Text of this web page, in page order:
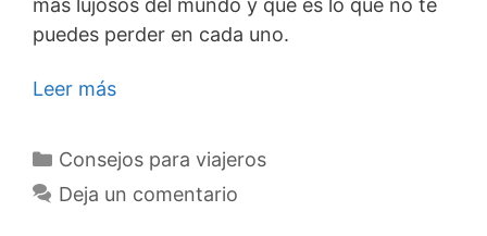
puedes perder en cada uno.
Leer más
Categorías
Consejos para viajeros
Deja un comentario